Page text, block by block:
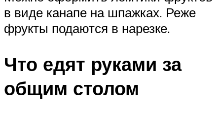
в виде канапе на шпажках. Реже
фрукты подаются в нарезке.
Что едят руками за
общим столом